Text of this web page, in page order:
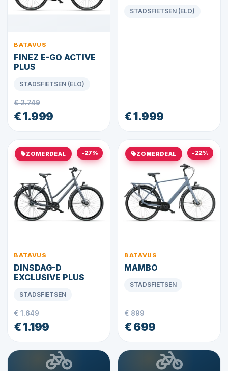
BATAVUS
FINEZ E-GO ACTIVE
PLUS
STADSFIETSEN (ELO)
€ 2.749
€ 1.999
STADSFIETSEN (ELO)
€ 1.999
ZOMERDEAL -27%
BATAVUS
DINSDAG-D
EXCLUSIVE PLUS
STADSFIETSEN
€ 1.649
€ 1.199
ZOMERDEAL -22%
BATAVUS
MAMBO
STADSFIETSEN
€ 899
€ 699